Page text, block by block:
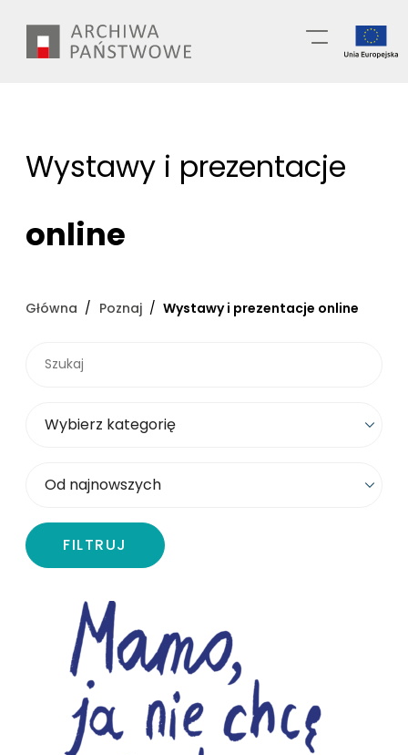
treści
Wystawy i prezentacje
online
Główna Poznaj Wystawy i prezentacje online
FILTRUJ